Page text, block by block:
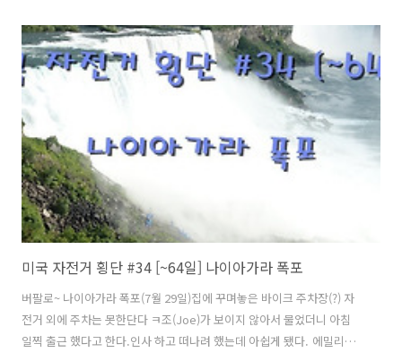
하다. 자전거를 타고 국경을 넘어간다는 생각에 기분 좋게 일어났다. 어
제는 비가 왔는데 새파란 하늘을 보니 내 마음도 밝게 개이는 듯 하다. 다
른 나라를 방문한다는게 설레이기도 하지만 입국 심사때 혹시나 질문에
잘못 답변하지는 않을지 버벅거리거나 떨지는 않을지등 긴장하게 된다.
있는 그대로 잘 대처하면 크게 문제 되지는 않을 것 같다. "떠나기 전..
미국 자전거 횡단 #34 [~64일] 나이아가라 폭포
버팔로~ 나이아가라 폭포(7월 29일)집에 꾸며놓은 바이크 주차장(?) 자
전거 외에 주차는 못한단다 ㅋ조(Joe)가 보이지 않아서 물었더니 아침
일찍 출근 했다고 한다.인사 하고 떠나려 했는데 아쉽게 됐다. 에밀리